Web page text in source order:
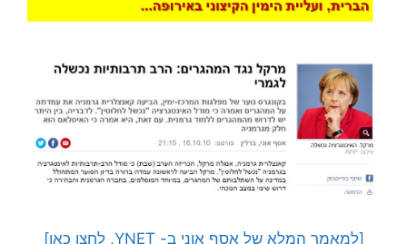
[למאמר המלא של אסף אוני ב- YNET, לחצו כאן]